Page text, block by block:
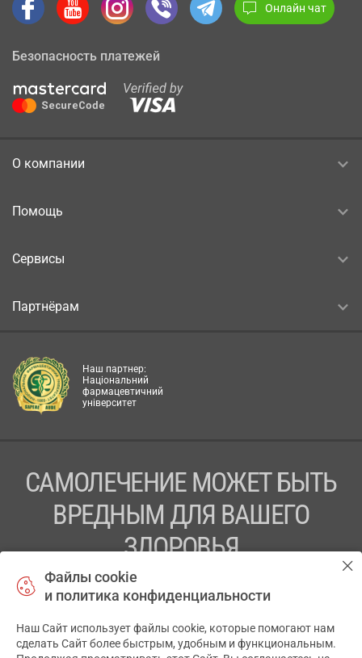
Онлайн чат
Безопасность платежей
О компании
Помощь
Сервисы
Партнёрам
Наш партнер:
Національний
фармацевтичний
університет
САМОЛЕЧЕНИЕ МОЖЕТ БЫТЬ
ВРЕДНЫМ ДЛЯ ВАШЕГО
ЗДОРОВЬЯ
ПЕРЕД ПРИМЕНЕНИЕМ ПРЕПАРАТА
ПРОКОНСУЛЬТИРУЙТЕСЬ С ВРАЧОМ
ТОВ «АПТЕКА 911.ЮА» Код ЄДРПОУ 43631965.
Файлы cookie
и политика конфиденциальности
Наш Сайт использует файлы cookie, которые помогают нам
сделать Сайт более быстрым, удобным и функциональным.
✕